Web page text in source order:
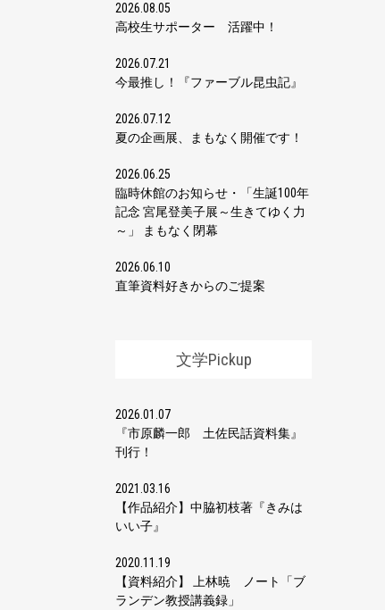
2026.08.05
高校生サポーター 活躍中！
2026.07.21
今最推し！『ファーブル昆虫記』
2026.07.12
夏の企画展、まもなく開催です！
2026.06.25
臨時休館のお知らせ・「生誕100年
記念 宮尾登美子展～生きてゆく力
～」 まもなく閉幕
2026.06.10
直筆資料好きからのご提案
文学Pickup
2026.01.07
『市原麟一郎 土佐民話資料集』
刊行！
2021.03.16
【作品紹介】中脇初枝著『きみは
いい子』
2020.11.19
【資料紹介】 上林暁 ノート「ブ
ランデン教授講義録」